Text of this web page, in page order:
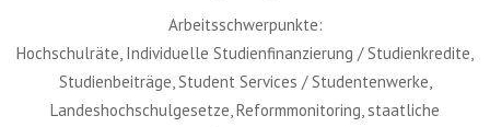
Arbeitsschwerpunkte:
Hochschulräte, Individuelle Studienfinanzierung / Studienkredite,
Studienbeiträge, Student Services / Studentenwerke,
Landeshochschulgesetze, Reformmonitoring, staatliche